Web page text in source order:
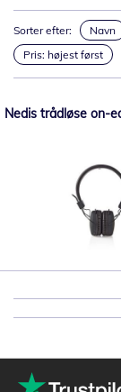
Sorter efter: Navn
Pris: højest først
Nedis trådløse on-